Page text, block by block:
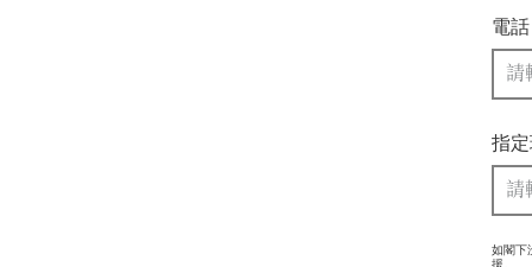
電話
指
如閣下
援。